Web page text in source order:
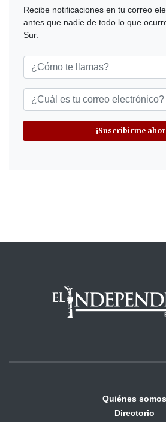
Recibe notificaciones en tu correo
antes que nadie de todo lo que
Sur.
¡Suscribirme
Quiénes somos
Directorio